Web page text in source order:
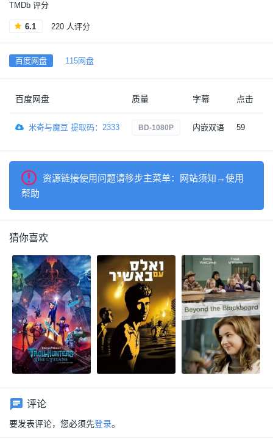
TMDb 评分
6.1 220 人评分
百度网盘 115网盘
百度网盘 质量 字幕 点击
米奇与魔豆 提取码：2333 BD-1080P 内嵌双语 59
资源链接使用问题请移步主菜单：网站须知→使用
帮助
猜你喜欢
评论
要发表评论，您必须先登录。